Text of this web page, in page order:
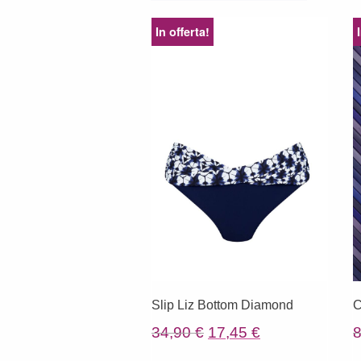
In offerta!
Slip Liz Bottom Diamond
34,90€ Il
17,45 €